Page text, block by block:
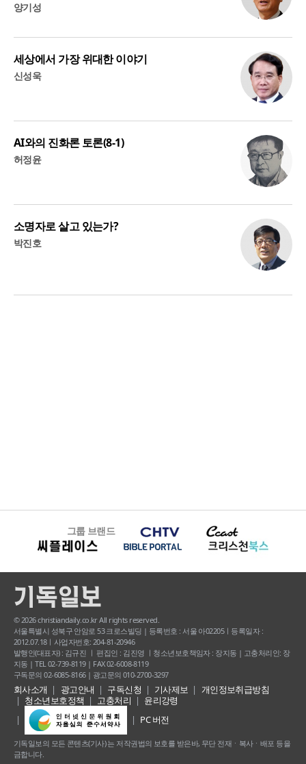
양기성
세상에서 가장 위대한 이야기
신성욱
AI와의 진화론 토론(8-1)
허정윤
소명자로 살고 있는가?
박진호
그룹 브랜드
© 2026 christiandaily.co.kr All rights reserved.
서울특별시 성북구 안암로 53 크로스빌딩 | 등록번호 : 서울 아02205ㅣ등록일자 :
2012.07.18ㅣ사업자번호: 204-81-20946
발행인(대표자) : 김규진 ㅣ 편집인 : 김진영 ㅣ청소년보호책임자 : 장지동 | 고충처리인: 장
지동 | TEL 02-739-8119 | FAX 02-6008-8119
구독문의 02-6085-8166 | 광고문의 010-2700-3297
회사소개 광고안내 구독신청 기사제보
개인정보취급방침
청소년보호정책
고충처리
윤리강령
PC 버전
기독일보의 모든 콘텐츠(기사) 는 저작권법의 보호를 받은바, 무단 전재ㆍ복사ㆍ배포 등을
금합니다.